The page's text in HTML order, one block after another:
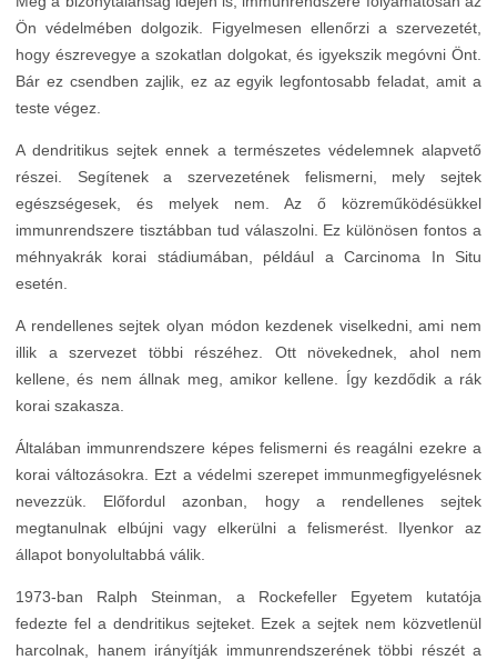
Ön védelmében dolgozik. Figyelmesen ellenőrzi a szervezetét,
hogy észrevegye a szokatlan dolgokat, és igyekszik megóvni Önt.
Bár ez csendben zajlik, ez az egyik legfontosabb feladat, amit a
teste végez.
A dendritikus sejtek ennek a természetes védelemnek alapvető
részei. Segítenek a szervezetének felismerni, mely sejtek
egészségesek, és melyek nem. Az ő közreműködésükkel
immunrendszere tisztábban tud válaszolni. Ez különösen fontos a
méhnyakrák korai stádiumában, például a Carcinoma In Situ
esetén.
A rendellenes sejtek olyan módon kezdenek viselkedni, ami nem
illik a szervezet többi részéhez. Ott növekednek, ahol nem
kellene, és nem állnak meg, amikor kellene. Így kezdődik a rák
korai szakasza.
Általában immunrendszere képes felismerni és reagálni ezekre a
korai változásokra. Ezt a védelmi szerepet immunmegfigyelésnek
nevezzük. Előfordul azonban, hogy a rendellenes sejtek
megtanulnak elbújni vagy elkerülni a felismerést. Ilyenkor az
állapot bonyolultabbá válik.
1973-ban Ralph Steinman, a Rockefeller Egyetem kutatója
fedezte fel a dendritikus sejteket. Ezek a sejtek nem közvetlenül
harcolnak, hanem irányítják immunrendszerének többi részét a